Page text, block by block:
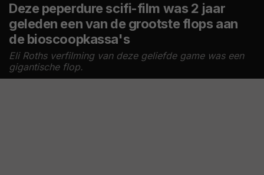
Deze peperdure scifi-film was 2 jaar
geleden een van de grootste flops aan
de bioscoopkassa's
Eli Roths verfilming van deze geliefde game was een
gigantische flop.